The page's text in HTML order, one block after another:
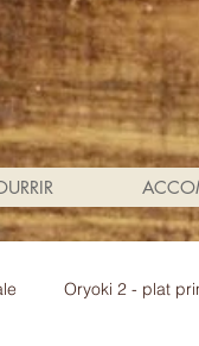
Oryoki 2 - plat